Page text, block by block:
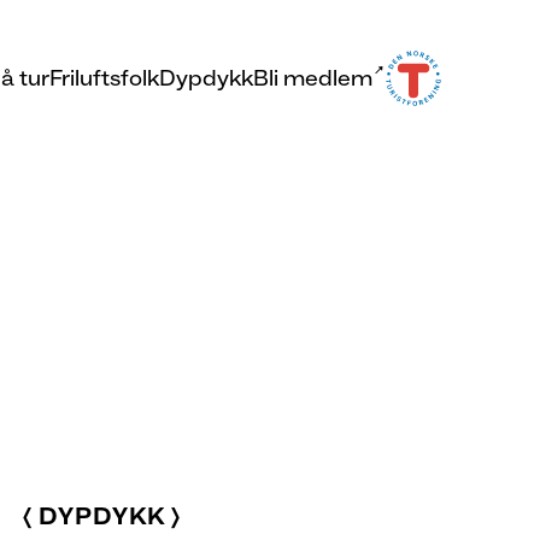
turFriluftsfolkDypdykkBli medlem
DYPDYKK